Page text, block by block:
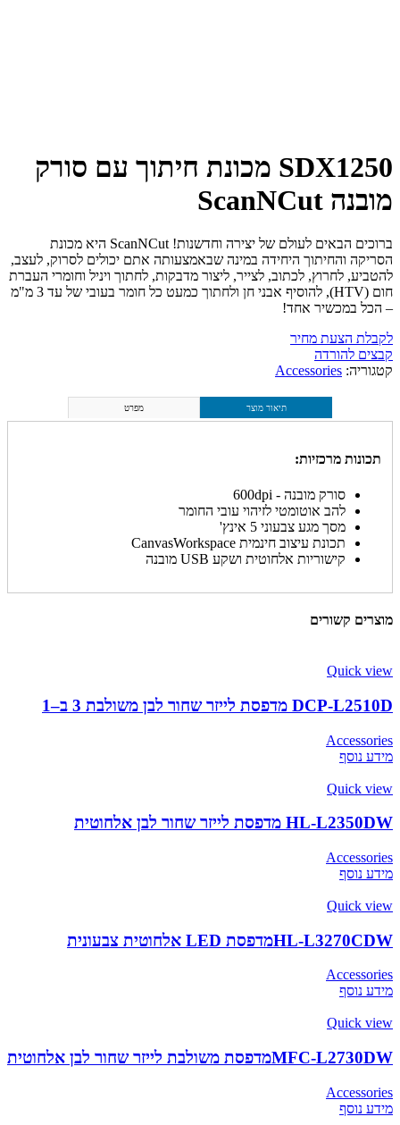
SDX1250 מכונת חיתוך עם סורק
מובנה ScanNCut
ברוכים הבאים לעולם של יצירה וחדשנות! ScanNCut היא מכונת
הסריקה והחיתוך היחידה במינה שבאמצעותה אתם יכולים לסרוק, לעצב,
להטביע, לחרוץ, לכתוב, לצייר, ליצור מדבקות, לחתוך ויניל וחומרי העברת
חום (HTV), להוסיף אבני חן ולחתוך כמעט כל חומר בעובי של עד 3 מ"מ
– הכל במכשיר אחד!
לקבלת הצעת מחיר
קבצים להורדה
קטגוריה: Accessories
תיאור מוצר מפרט
תכונות מרכזיות:
סורק מובנה - 600dpi
להב אוטומטי לזיהוי עובי החומר
מסך מגע צבעוני 5 אינץ'
תכונת עיצוב חינמית CanvasWorkspace
קישוריות אלחוטית ושקע USB מובנה
מוצרים קשורים
Quick view
‎DCP-L2510D מדפסת לייזר שחור לבן משולבת 3 ב–1
Accessories
מידע נוסף
Quick view
HL-L2350DW מדפסת לייזר שחור לבן אלחוטית
Accessories
מידע נוסף
Quick view
HL-L3270CDWמדפסת LED אלחוטית צבעונית
Accessories
מידע נוסף
Quick view
MFC-L2730DWמדפסת משולבת לייזר שחור לבן אלחוטית
Accessories
מידע נוסף